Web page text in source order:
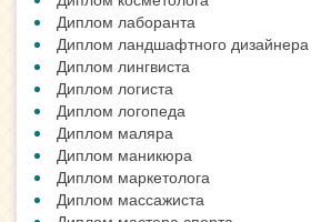
Диплом лаборанта
Диплом ландшафтного дизайнера
Диплом лингвиста
Диплом логиста
Диплом логопеда
Диплом маляра
Диплом маникюра
Диплом маркетолога
Диплом массажиста